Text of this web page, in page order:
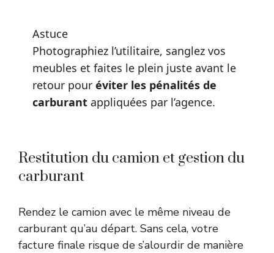
Astuce
Photographiez l’utilitaire, sanglez vos
meubles et faites le plein juste avant le
retour pour éviter les pénalités de
carburantappliquées par l’agence.
Restitution du camion et gestion du
carburant
Rendez le camion avec le même niveau de
carburant qu’au départ. Sans cela, votre
facture finale risque de s’alourdir de manière